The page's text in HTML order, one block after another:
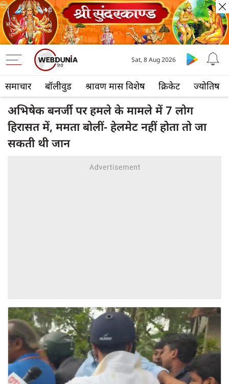
समाचार बॉलीवुड श्रावण मास विशेष क्रिकेट ज्योतिष
Sat, 8 Aug 2026
अभिषेक बनर्जी पर हमले के मामले में 7 लोग
हिरासत में, ममता बोलीं- हेलमेट नहीं होता तो जा
सकती थी जान